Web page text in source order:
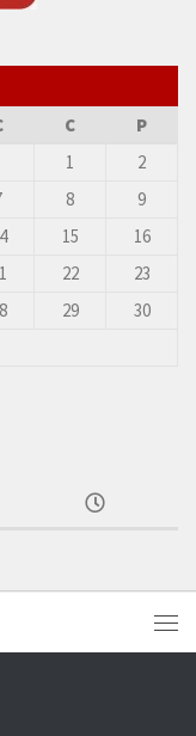
C
P
1
2
8
9
15
16
22
23
29
30